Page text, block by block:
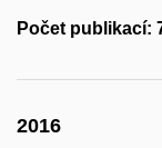
Počet publikací:
2016